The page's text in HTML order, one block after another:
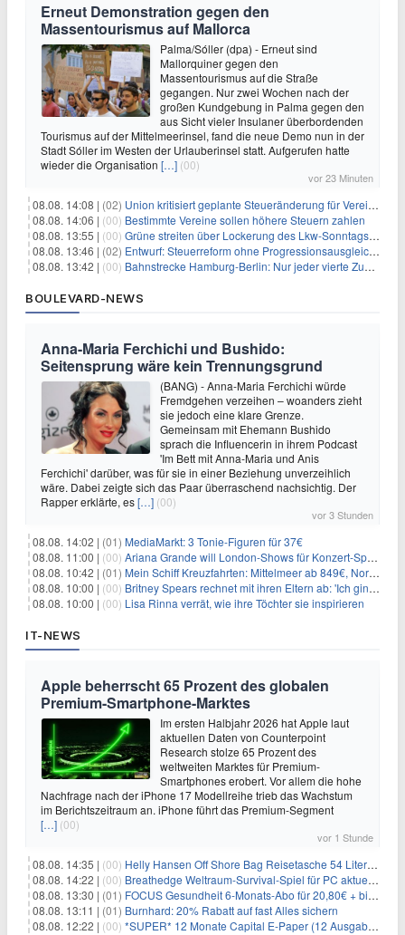
Erneut Demonstration gegen den
Massentourismus auf Mallorca
Palma/Sóller (dpa) - Erneut sind
Mallorquiner gegen den
Massentourismus auf die Straße
gegangen. Nur zwei Wochen nach der
großen Kundgebung in Palma gegen den
aus Sicht vieler Insulaner überbordenden
Tourismus auf der Mittelmeerinsel, fand die neue Demo nun in der
Stadt Sóller im Westen der Urlauberinsel statt. Aufgerufen hatte
wieder die Organisation […] (00)
vor 23 Minuten
08.08. 14:08 | (02) Union kritisiert geplante Steueränderung für Vereine
08.08. 14:06 | (00) Bestimmte Vereine sollen höhere Steuern zahlen
08.08. 13:55 | (00) Grüne streiten über Lockerung des Lkw-Sonntagsfahrverbots
08.08. 13:46 | (02) Entwurf: Steuerreform ohne Progressionsausgleich geplant
08.08. 13:42 | (00) Bahnstrecke Hamburg-Berlin: Nur jeder vierte Zug pünktlich
BOULEVARD-NEWS
Anna-Maria Ferchichi und Bushido:
Seitensprung wäre kein Trennungsgrund
(BANG) - Anna-Maria Ferchichi würde
Fremdgehen verzeihen – woanders zieht
sie jedoch eine klare Grenze.
Gemeinsam mit Ehemann Bushido
sprach die Influencerin in ihrem Podcast
'Im Bett mit Anna-Maria und Anis
Ferchichi' darüber, was für sie in einer Beziehung unverzeihlich
wäre. Dabei zeigte sich das Paar überraschend nachsichtig. Der
Rapper erklärte, es[…] (00)
vor 3 Stunden
08.08. 14:02 | (01) MediaMarkt: 3 Tonie-Figuren für 37€
08.08. 11:00 | (00) Ariana Grande will London-Shows für Konzert-Special filmen
08.08. 10:42 | (01) Mein Schiff Kreuzfahrten: Mittelmeer ab 849€, Norwegen ab 999€ p.P.
08.08. 10:00 | (00) Britney Spears rechnet mit ihren Eltern ab: 'Ich ging zwei Monate lang auf die Knie und weinte'
08.08. 10:00 | (00) Lisa Rinna verrät, wie ihre Töchter sie inspirieren
IT-NEWS
Apple beherrscht 65 Prozent des globalen
Premium-Smartphone-Marktes
Im ersten Halbjahr 2026 hat Apple laut
aktuellen Daten von Counterpoint
Research stolze 65 Prozent des
weltweiten Marktes für Premium-
Smartphones erobert. Vor allem die hohe
Nachfrage nach der iPhone 17 Modellreihe trieb das Wachstum
im Berichtszeitraum an. iPhone führt das Premium-Segment
[…] (00)
vor 1 Stunde
08.08. 14:35 | (00) Helly Hansen Off Shore Bag Reisetasche 54 Liter für 29,99€
08.08. 14:22 | (00) Breathedge Weltraum-Survival-Spiel für PC aktuell kostenlos bei Steam
08.08. 13:30 | (01) FOCUS Gesundheit 6-Monats-Abo für 20,80€ + bis zu 20€ Prämie
08.08. 13:11 | (01) Burnhard: 20% Rabatt auf fast Alles sichern
08.08. 12:22 | (00) *SUPER* 12 Monate Capital E-Paper (12 Ausgaben) für NUR 7€ (statt 80,04€)